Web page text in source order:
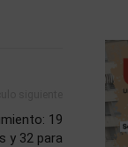
19
y 32 para